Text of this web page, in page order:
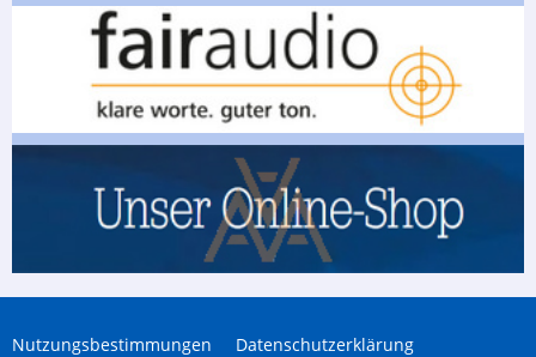
Nutzungsbestimmungen Datenschutzerklärung